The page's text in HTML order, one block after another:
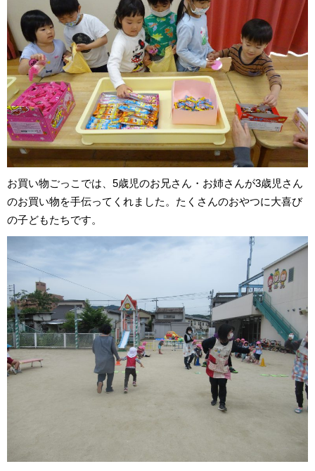
お買い物ごっこでは、5歳児のお兄さん・お姉さんが3歳児さん
のお買い物を手伝ってくれました。たくさんのおやつに大喜び
の子どもたちです。